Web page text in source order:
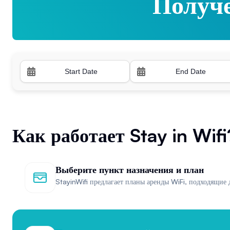
Как работает Stay in
Выберите пункт назначения и план
StayinWifi предлагает планы аренды WiFi, подходящие